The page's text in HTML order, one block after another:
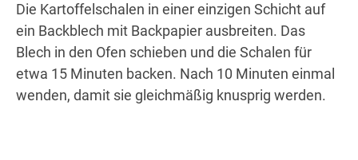
Die Kartoffelschalen in einer einzigen Schicht auf
ein Backblech mit Backpapier ausbreiten. Das
Blech in den Ofen schieben und die Schalen für
etwa 15 Minuten backen. Nach 10 Minuten einmal
wenden, damit sie gleichmäßig knusprig werden.